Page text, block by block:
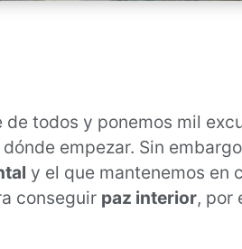
todos y ponemos mil
empezar. Sin
y el que mantenemos en
conseguir paz interior, por